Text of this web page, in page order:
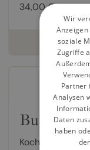
34,00 €
Bubala
Kochbuch von
Wir
soziale
Zugriffe
Partner
Analysen
Daten
haben